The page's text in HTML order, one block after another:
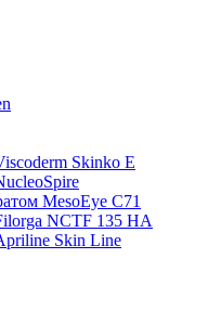
Skinko E
MesoEye С71
NCTF 135 HA
Skin Line